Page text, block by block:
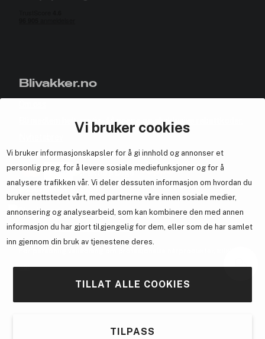
Vi bruker cookies
Vi bruker informasjonskapsler for å gi innhold og annonser et
personlig preg, for å levere sosiale mediefunksjoner og for å
analysere trafikken vår. Vi deler dessuten informasjon om hvordan du
bruker nettstedet vårt, med partnerne våre innen sosiale medier,
annonsering og analysearbeid, som kan kombinere den med annen
informasjon du har gjort tilgjengelig for dem, eller som de har samlet
inn gjennom din bruk av tjenestene deres.
TILLAT ALLE COOKIES
TILPASS
Blivakker.no
Bli medlem helt gratis - få poeng og eksklusive rabattkoder.
Samarbeid med oss
En del avBrandsdal Group AS
her.